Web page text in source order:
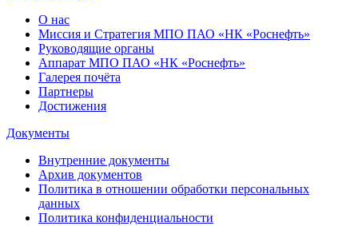
О нас
Миссия и Стратегия МПО ПАО «НК «Роснефть»
Руководящие органы
Аппарат МПО ПАО «НК «Роснефть»
Галерея почёта
Партнеры
Достижения
Документы
Внутренние документы
Архив документов
Политика в отношении обработки персональных
данных
Политика конфиденциальности